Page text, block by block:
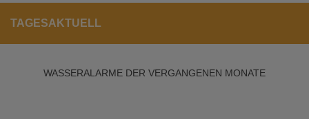
TAGESAKTUELL
WASSERALARME DER VERGANGENEN MONATE